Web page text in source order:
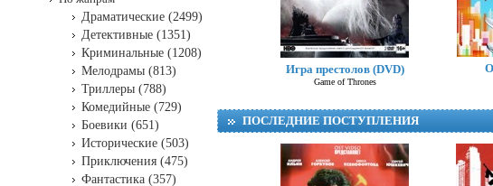
Игра престолов (DVD)
Game of Thrones
ПОСЛЕДНИЕ ПОСТУПЛЕНИЯ
Драматические (2499)
Детективные (1351)
Криминальные (1208)
Мелодрамы (813)
Триллеры (788)
Комедийные (729)
Боевики (651)
Исторические (503)
Приключения (475)
Фантастика (357)